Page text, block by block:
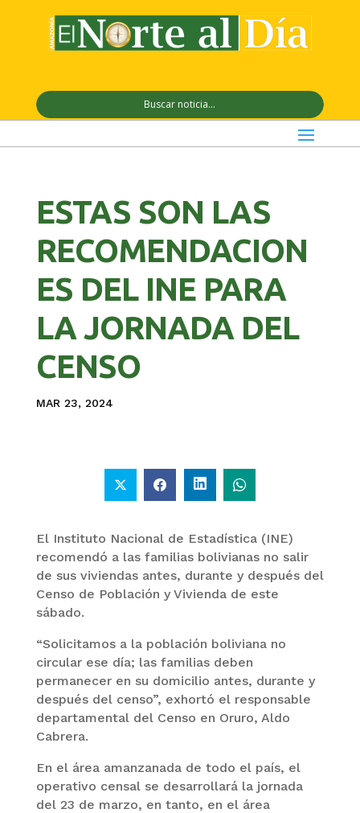
ESTAS SON LAS
RECOMENDACION
ES DEL INE PARA
LA JORNADA DEL
CENSO
MAR 23, 2024
El Instituto Nacional de Estadística (INE)
recomendó a las familias bolivianas no salir
de sus viviendas antes, durante y después del
Censo de Población y Vivienda de este
sábado.
“Solicitamos a la población boliviana no
circular ese día; las familias deben
permanecer en su domicilio antes, durante y
después del censo”, exhortó el responsable
departamental del Censo en Oruro, Aldo
Cabrera.
En el área amanzanada de todo el país, el
operativo censal se desarrollará la jornada
del 23 de marzo, en tanto, en el área